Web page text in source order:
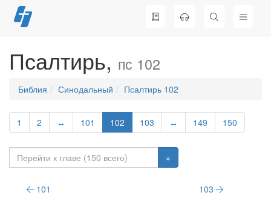
Перейти
к
Псалтирь, пс 102
Библия Синодальный Псалтирь 102
1 2 ↔ 101 102 103 ↔ 149 150
»
101 103